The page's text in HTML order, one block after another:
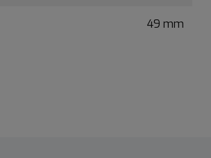
49 mm